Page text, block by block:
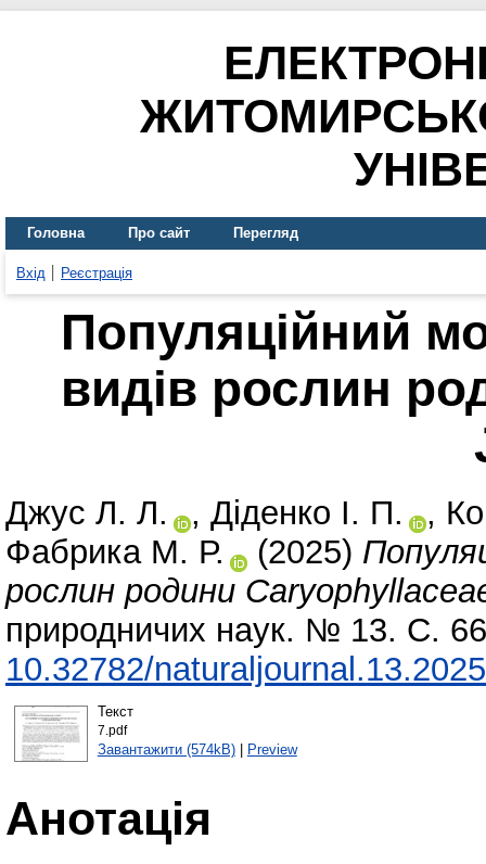
Головна Про сайт Перегляд
Вхід Реєстрація
Популяційний
видів рослин
Джус Л. Л. , Діденко І. П. ,
Фабрика М. Р.
(2025)
рослин родини
природничих наук. № 13. С.
10.32782/
Текст
7.pdf
Завантажити (574kB)| Preview
Анотація